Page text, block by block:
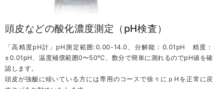
頭皮などの酸化濃度測定（pH検査）
「高精度pH計」pH測定範囲:0.00-14.0、分解能：0.01pH 精度：
±0.01pH、温度補償範囲0〜50℃、数分で簡単に測れるのでpH値を確
認します。
頭皮が強酸に傾いている方には専用のコースで徐々にｐHを正常に戻